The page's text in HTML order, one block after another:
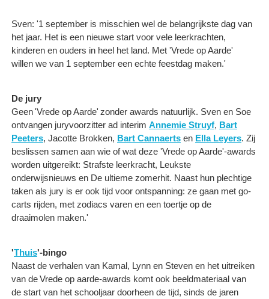
Sven: '1 september is misschien wel de belangrijkste dag van
het jaar. Het is een nieuwe start voor vele leerkrachten,
kinderen en ouders in heel het land. Met 'Vrede op Aarde'
willen we van 1 september een echte feestdag maken.'
De jury
Geen 'Vrede op Aarde' zonder awards natuurlijk. Sven en Soe
ontvangen juryvoorzitter ad interim Annemie Struyf, Bart
Peeters, Jacotte Brokken, Bart Cannaerts en Ella Leyers. Zij
beslissen samen aan wie of wat deze 'Vrede op Aarde'-awards
worden uitgereikt: Strafste leerkracht, Leukste
onderwijsnieuws en De ultieme zomerhit. Naast hun plechtige
taken als jury is er ook tijd voor ontspanning: ze gaan met go-
carts rijden, met zodiacs varen en een toertje op de
draaimolen maken.'
'Thuis'-bingo
Naast de verhalen van Kamal, Lynn en Steven en het uitreiken
van de Vrede op aarde-awards komt ook beeldmateriaal van
de start van het schooljaar doorheen de tijd, sinds de jaren